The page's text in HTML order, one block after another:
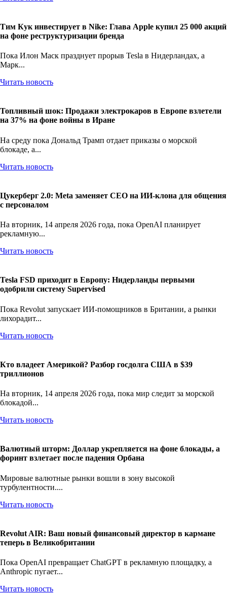
Тим Кук инвестирует в Nike: Глава Apple купил 25 000 акций
на фоне реструктуризации бренда
Пока Илон Маск празднует прорыв Tesla в Нидерландах, а
Марк...
Читать новость
Топливный шок: Продажи электрокаров в Европе взлетели
на 37% на фоне войны в Иране
На среду пока Дональд Трамп отдает приказы о морской
блокаде, а...
Читать новость
Цукерберг 2.0: Meta заменяет CEO на ИИ-клона для общения
с персоналом
На вторник, 14 апреля 2026 года, пока OpenAI планирует
рекламную...
Читать новость
Tesla FSD приходит в Европу: Нидерланды первыми
одобрили систему Supervised
Пока Revolut запускает ИИ-помощников в Британии, а рынки
лихорадит...
Читать новость
Кто владеет Америкой? Разбор госдолга США в $39
триллионов
На вторник, 14 апреля 2026 года, пока мир следит за морской
блокадой...
Читать новость
Валютный шторм: Доллар укрепляется на фоне блокады, а
форинт взлетает после падения Орбана
Мировые валютные рынки вошли в зону высокой
турбулентности....
Читать новость
Revolut AIR: Ваш новый финансовый директор в кармане
теперь в Великобритании
Пока OpenAI превращает ChatGPT в рекламную площадку, а
Anthropic пугает...
Читать новость